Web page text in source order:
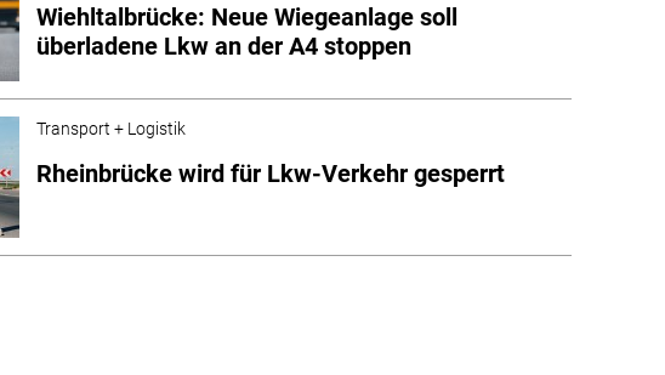
Wiehltalbrücke: Neue Wiegeanlage soll
überladene Lkw an der A4 stoppen
Transport + Logistik
Rheinbrücke wird für Lkw-Verkehr gesperrt